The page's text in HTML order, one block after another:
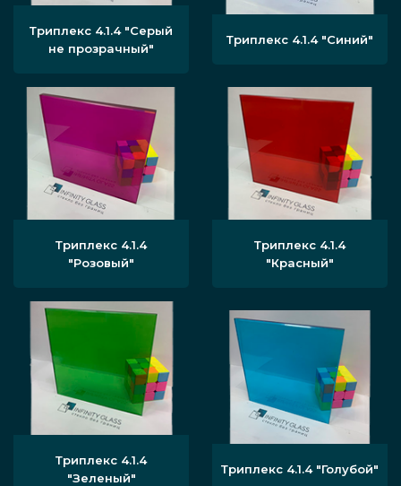
Триплекс 4.1.4 "Серый
не прозрачный"
Триплекс 4.1.4 "Синий"
Триплекс 4.1.4
"Розовый"
Триплекс 4.1.4
"Красный"
Триплекс 4.1.4
"Зеленый"
Триплекс 4.1.4 "Голубой"